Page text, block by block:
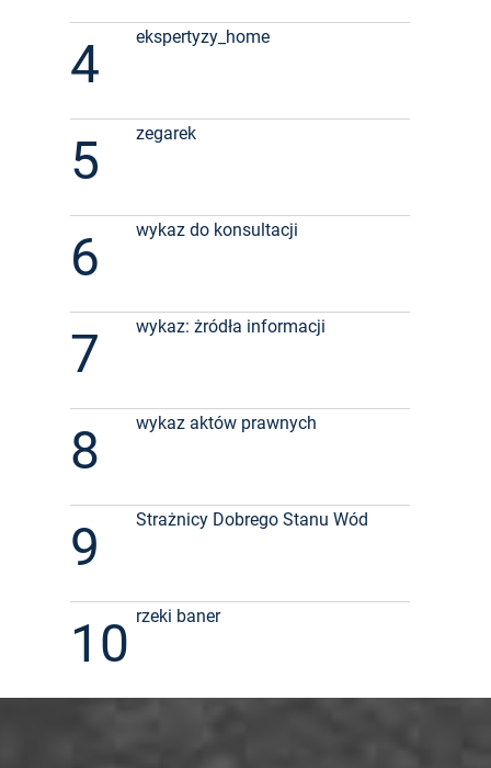
4 ekspertyzy_home
5 zegarek
6 wykaz do konsultacji
7 wykaz: żródła informacji
8 wykaz aktów prawnych
9 Strażnicy Dobrego Stanu Wód
10 rzeki baner